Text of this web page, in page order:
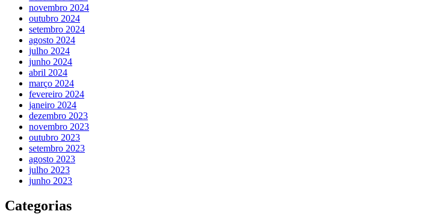
novembro 2024
outubro 2024
setembro 2024
agosto 2024
julho 2024
junho 2024
abril 2024
março 2024
fevereiro 2024
janeiro 2024
dezembro 2023
novembro 2023
outubro 2023
setembro 2023
agosto 2023
julho 2023
junho 2023
Categorias